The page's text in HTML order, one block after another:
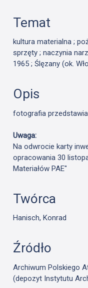
Temat
kultura materialna ;
sprzęty ; naczynia
1965 ; Ślęzany (ok.
Opis
fotografia
Uwaga:
Na odwrocie karty
opracowania 30
Materiałów PAE"
Twórca
Hanisch, Konrad
Źródło
Archiwum Polskiego
(depozyt Instytutu